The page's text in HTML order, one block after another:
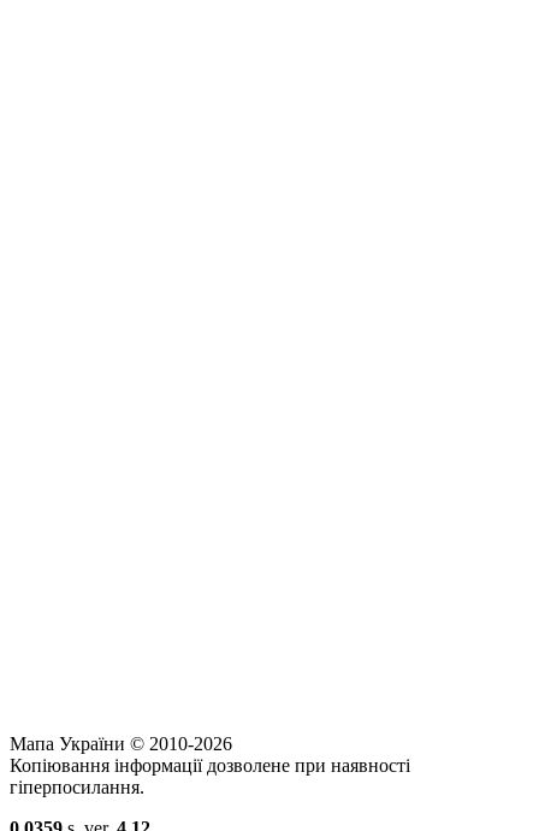
Мапа України © 2010-2026
Копіювання інформації дозволене при наявності
гіперпосилання.